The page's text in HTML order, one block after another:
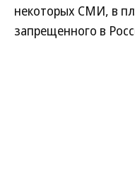
некоторых СМИ, в
запрещенного в